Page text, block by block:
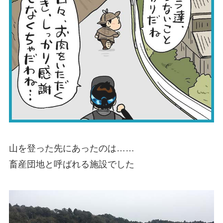
山を登った先にあったのは……
畜産団地と呼ばれる施設でした